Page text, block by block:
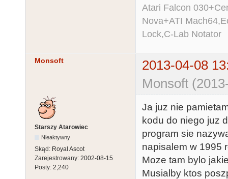
Atari Falcon
Nova+ATI
Lock,C-Lab Notator
Monsoft
2013-04-08
Monsoft
Starszy Atarowiec
Nieaktywny
Skąd: Royal Ascot
Zarejestrowany: 2002-08-15
Posty: 2,240
Ja juz nie
kodu do niego juz
program sie
napisalem w 1995
Moze tam bylo
Musialby ktos